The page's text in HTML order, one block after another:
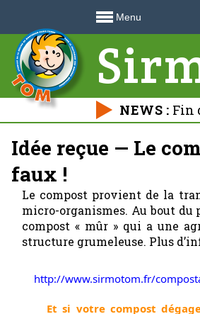
Menu
NEWS : Fin
Idée reçue — Le
faux !
Le compost provient de la
micro-organismes. Au bout du
compost « mûr » qui a une
structure grumeleuse. Plus
http://www.sirmotom.fr/
Et si votre compost